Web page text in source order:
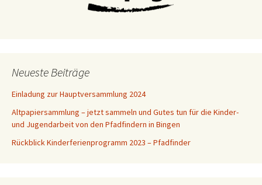
Neueste Beiträge
Einladung zur Hauptversammlung 2024
Altpapiersammlung – jetzt sammeln und Gutes tun für die Kinder-
und Jugendarbeit von den Pfadfindern in Bingen
Rückblick Kinderferienprogramm 2023 – Pfadfinder